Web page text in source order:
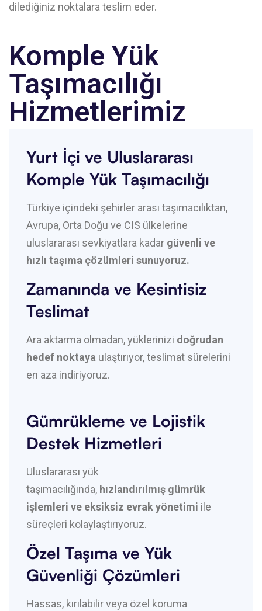
dilediğiniz noktalara teslim eder.
Komple Yük
Taşımacılığı
Hizmetlerimiz
Yurt İçi ve Uluslararası
Komple Yük Taşımacılığı
Türkiye içindeki şehirler arası taşımacılıktan,
Avrupa, Orta Doğu ve CIS ülkelerine
uluslararası sevkiyatlara kadar güvenli ve
hızlı taşıma çözümleri sunuyoruz.
Zamanında ve Kesintisiz
Teslimat
Ara aktarma olmadan, yüklerinizi doğrudan
hedef noktaya ulaştırıyor, teslimat sürelerini
en aza indiriyoruz.
Gümrükleme ve Lojistik
Destek Hizmetleri
Uluslararası yük
taşımacılığında, hızlandırılmış gümrük
işlemleri ve eksiksiz evrak yönetimi ile
süreçleri kolaylaştırıyoruz.
Özel Taşıma ve Yük
Güvenliği Çözümleri
Hassas, kırılabilir veya özel koruma